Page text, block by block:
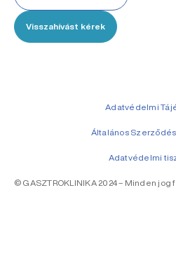
Visszahívást kérek
Adatvédelmi
Általános
Adatvédelmi
© GASZTROKLINIKA 2024 – Minden jog